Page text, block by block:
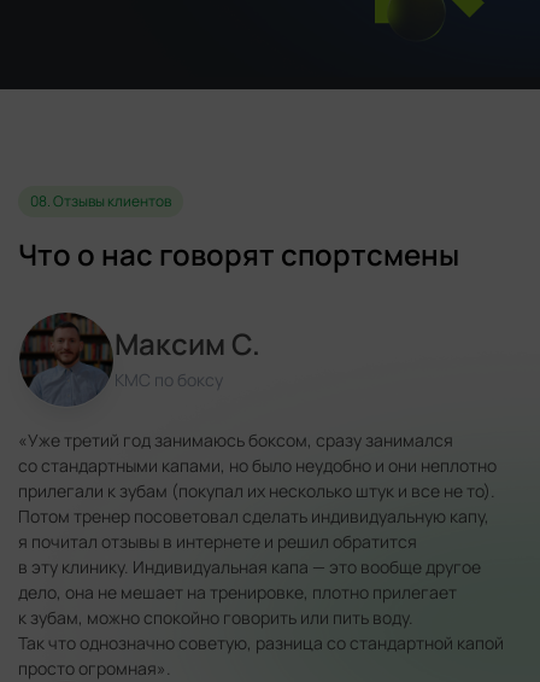
08. Отзывы клиентов
Что о нас говорят спортсмены
Максим C.
КМС по боксу
«Уже третий год занимаюсь боксом, сразу занимался
со стандартными капами, но было неудобно и они неплотно
прилегали к зубам (покупал их несколько штук и все не то).
Потом тренер посоветовал сделать индивидуальную капу,
я почитал отзывы в интернете и решил обратится
в эту клинику. Индивидуальная капа — это вообще другое
дело, она не мешает на тренировке, плотно прилегает
к зубам, можно спокойно говорить или пить воду.
Так что однозначно советую, разница со стандартной капой
просто огромная».